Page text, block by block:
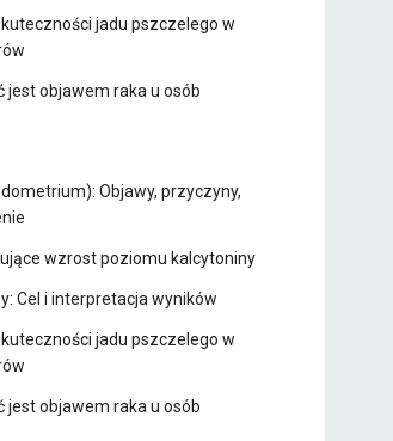
jadu pszczelego w
jest objawem raka u osób
Objawy, przyczyny,
wzrost poziomu kalcytoniny
Cel i interpretacja wyników
jadu pszczelego w
jest objawem raka u osób